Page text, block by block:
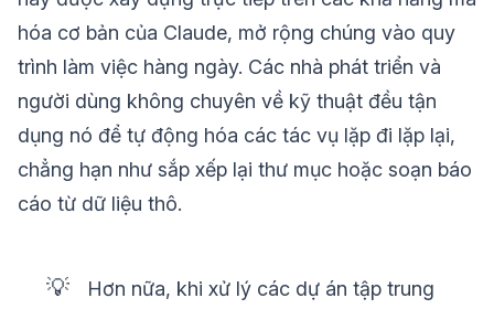
hóa cơ bản của Claude, mở rộng chúng vào quy
trình làm việc hàng ngày. Các nhà phát triển và
người dùng không chuyên về kỹ thuật đều tận
dụng nó để tự động hóa các tác vụ lặp đi lặp lại,
chẳng hạn như sắp xếp lại thư mục hoặc soạn báo
cáo từ dữ liệu thô.
💡
Hơn nữa, khi xử lý các dự án tập trung